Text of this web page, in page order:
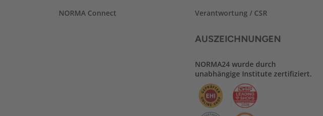
NORMA Connect
Verantwortung / CSR
AUSZEICHNUNGEN
NORMA24 wurde durch
unabhängige Institute zertifiziert.